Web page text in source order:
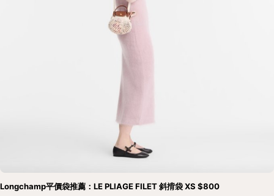
Longchamp平價袋推薦：LE PLIAGE FILET 斜揹袋 XS $800